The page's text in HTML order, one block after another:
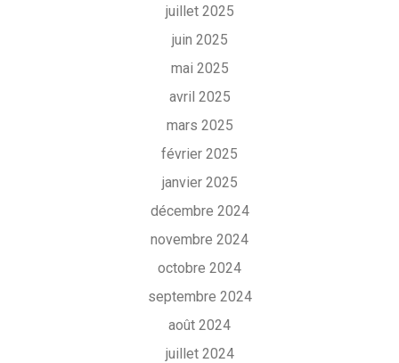
juillet 2025
juin 2025
mai 2025
avril 2025
mars 2025
février 2025
janvier 2025
décembre 2024
novembre 2024
octobre 2024
septembre 2024
août 2024
juillet 2024